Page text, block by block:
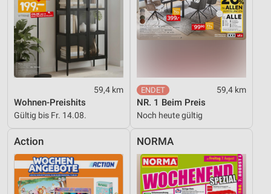
59,4 km
Wohnen-Preishits
Gültig bis Fr. 14.08.
59,4 km
NR. 1 Beim Preis
Noch heute gültig
Action NORMA